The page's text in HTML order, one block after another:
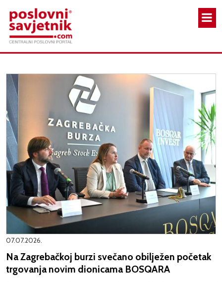
07.07.2026.
Na Zagrebačkoj burzi svečano obilježen početak
trgovanja novim dionicama BOSQARA